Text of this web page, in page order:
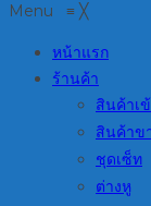
Menu ≡ ╳
หน้าแรก
ร้านค้า
สินค้าเ
สินค้าข
ชุดเซ็ท
ต่างหู